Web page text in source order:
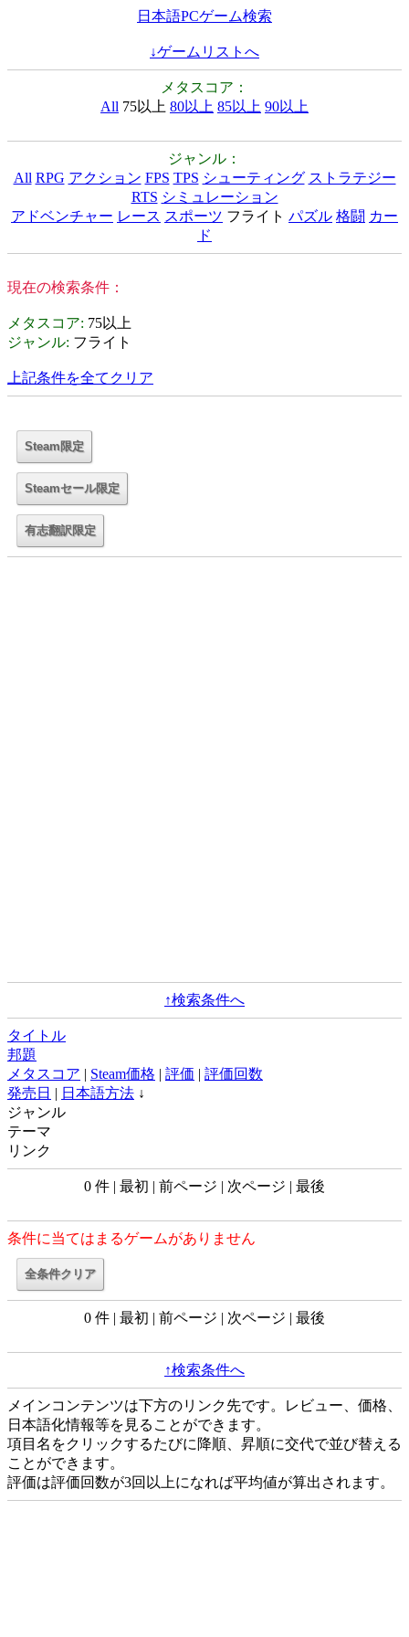
日本語PCゲーム検索
↓ゲームリストへ
メタスコア：
All 75以上 80以上 85以上 90以上
ジャンル：
All RPG アクション FPS TPS シューティング ストラテジー
RTS シミュレーション
アドベンチャー レース スポーツ フライト パズル 格闘 カー
ド
現在の検索条件：
メタスコア: 75以上
ジャンル: フライト
上記条件を全てクリア
↑検索条件へ
タイトル
邦題
メタスコア | Steam価格 | 評価 | 評価回数
発売日 | 日本語方法 ↓
ジャンル
テーマ
リンク
0 件 | 最初 | 前ページ | 次ページ | 最後
条件に当てはまるゲームがありません
0 件 | 最初 | 前ページ | 次ページ | 最後
↑検索条件へ
メインコンテンツは下方のリンク先です。レビュー、価格、
日本語化情報等を見ることができます。
項目名をクリックするたびに降順、昇順に交代で並び替える
ことができます。
評価は評価回数が3回以上になれば平均値が算出されます。